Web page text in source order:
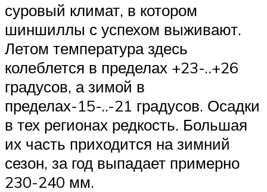
суровый климат, в котором
шиншиллы с успехом выживают.
Летом температура здесь
колеблется в пределах +23-..+26
градусов, а зимой в
пределах-15-..-21 градусов. Осадки
в тех регионах редкость. Большая
их часть приходится на зимний
сезон, за год выпадает примерно
230-240 мм.